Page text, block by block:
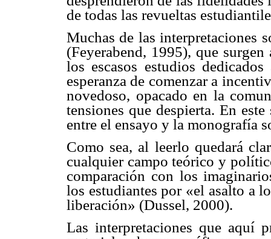
de todas las revueltas
Muchas de las interpretaciones
(Feyerabend, 1995), que
los escasos estudios
esperanza de comenzar a
novedoso, opacado en la
tensiones que despierta. En
entre el ensayo y la monografía
Como sea, al leerlo quedará
cualquier campo teórico y
comparación con los
los estudiantes por «el asalto a
liberación» (Dussel, 2000).
Las interpretaciones que aquí